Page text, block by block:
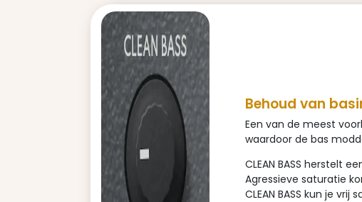
Behoud van
Een van de meest
waardoor de bas
CLEAN BASS herstelt
Agressieve saturatie
CLEAN BASS kun je